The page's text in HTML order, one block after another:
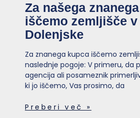
Za našega
iščemo zemljišče
Dolenjske
Za znanega kupca iščemo
naslednje pogoje: V primeru, da
agencija ali posameznik
ki jo iščemo, Vas prosimo, da
Preberi več »